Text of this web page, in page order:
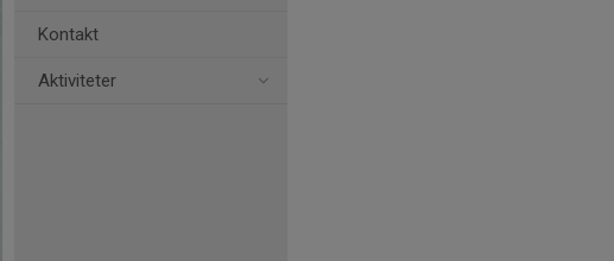
Kontakt
Aktiviteter